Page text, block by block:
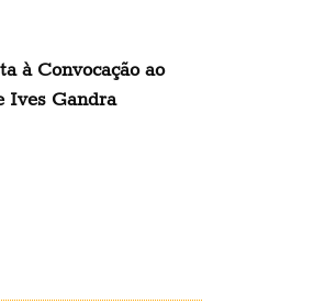
à Convocação ao
Ives Gandra